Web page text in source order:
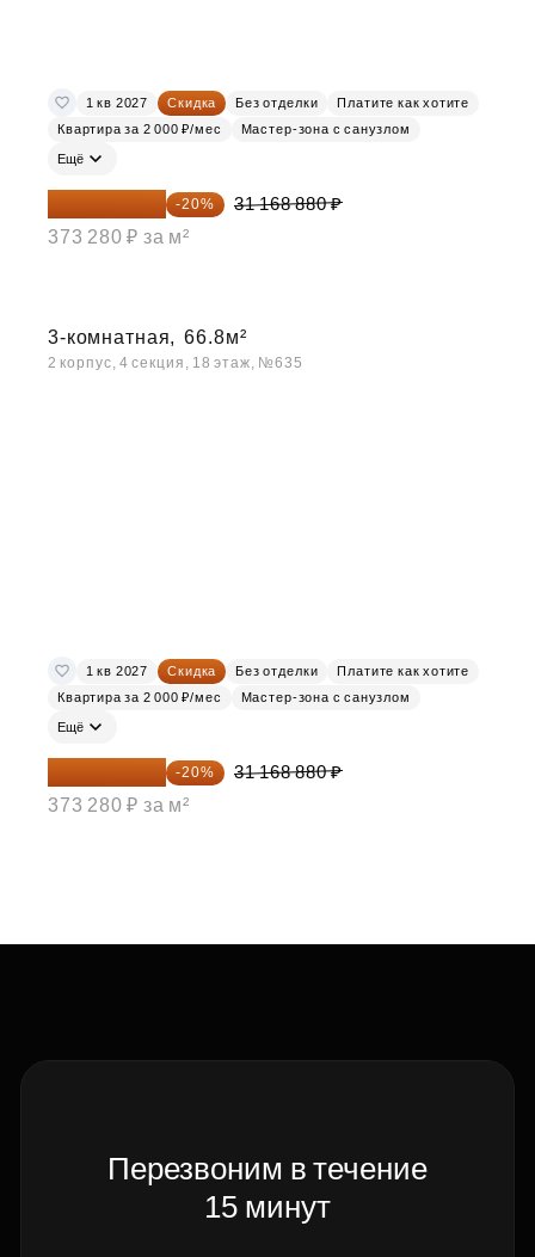
1 кв 2027 Скидка Без отделки
Платите как хотите
Квартира за 2 000 ₽/мес
Мастер-зона с санузлом
Ещё
24 935 104 ₽ -20%
31 168 880 ₽
373 280 ₽ за м²
3-комнатная, 66.8м²
2 корпус, 4 секция, 18 этаж, №635
1 кв 2027 Скидка Без отделки
Платите как хотите
Квартира за 2 000 ₽/мес
Мастер-зона с санузлом
Ещё
24 935 104 ₽ -20%
31 168 880 ₽
373 280 ₽ за м²
Перезвоним в течение
15 минут